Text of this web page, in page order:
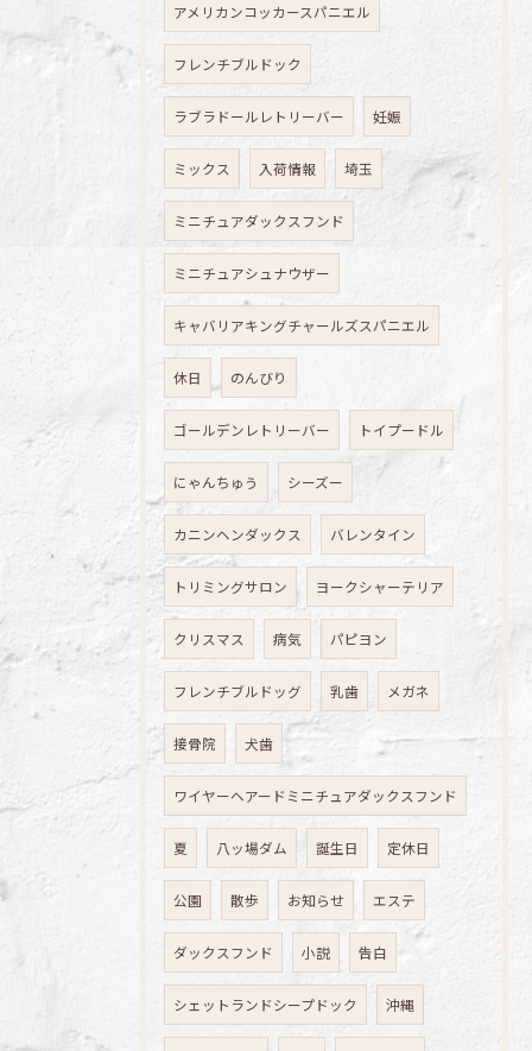
アメリカンコッカースパニエル
フレンチブルドック
ラブラドールレトリーバー 妊娠
ミックス 入荷情報 埼玉
ミニチュアダックスフンド
ミニチュアシュナウザー
キャバリアキングチャールズスパニエル
休日 のんびり
ゴールデンレトリーバー トイプードル
にゃんちゅう シーズー
カニンヘンダックス バレンタイン
トリミングサロン ヨークシャーテリア
クリスマス 病気 パピヨン
フレンチブルドッグ 乳歯 メガネ
接骨院 犬歯
ワイヤーヘアードミニチュアダックスフンド
夏 八ッ場ダム 誕生日 定休日
公園 散歩 お知らせ エステ
ダックスフンド 小説 告白
シェットランドシープドック 沖縄